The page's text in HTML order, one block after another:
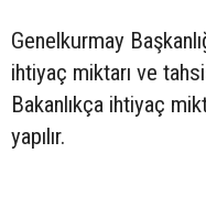
Genelkurmay
ihtiyaç miktarı ve
Bakanlıkça ihtiyaç
yapılır.